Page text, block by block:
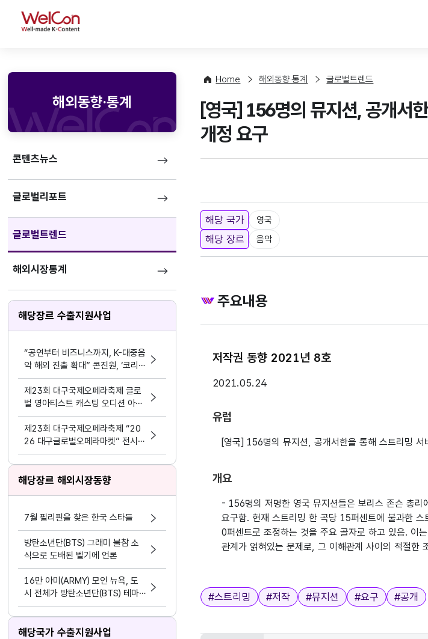
WelCon
해외동향·통계
콘텐츠뉴스
글로벌리포트
글로벌트렌드
해외시장통계
해당장르 수출지원사업
“공연부터 비즈니스까지, K-대중음
악 해외 진출 확대” 콘진원, ‘코리
아 스포트라이트 @인도네시아’ 개
최
제23회 대구국제오페라축제 글로
벌 영아티스트 캐스팅 오디션 아리
아 부문 참가자 공고
제23회 대구국제오페라축제 “20
26 대구글로벌오페라마켓” 전시부
스 및 레퍼토리피칭 참가 예술단체
모집 공고
해당장르 해외시장동향
7월 필리핀을 찾은 한국 스타들
방탄소년단(BTS) 그래미 불참 소
식으로 도배된 벨기에 언론
16만 아미(ARMY) 모인 뉴욕, 도
시 전체가 방탄소년단(BTS) 테마
파크가 됐다.
해당국가 수출지원사업
Home 해외동향·통계 글로벌트렌드
[영국] 156명의 뮤지션, 공개서
개정 요구
해당 국가 영국
해당 장르 음악
주요내용
저작권 동향 2021년 8호
2021.05.24
유럽
[영국] 156명의 뮤지션, 공개서한을 통해 스트리밍 서
개요
- 156명의 저명한 영국 뮤지션들은 보리스 존슨 총리
요구함. 현재 스트리밍 한 곡당 15퍼센트에 불과한
0퍼센트로 조정하는 것을 주요 골자로 하고 있음. 이
관계가 얽혀있는 문제로, 그 이해관계 사이의 적절한
태그
#스트리밍 #저작 #뮤지션 #요구 #공개